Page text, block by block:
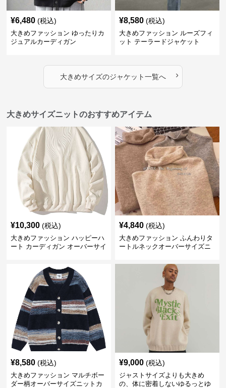
¥6,480 (税込)
大きめファッション ゆったりカ
ジュアルカーディガン
¥8,580 (税込)
大きめファッション ルーズフィ
ット テーラードジャケット
大きめサイズのジャケット一覧へ ›
大きめサイズニットのおすすめアイテム
¥10,300 (税込)
大きめファッション ハッピーハ
ート カーディガン オーバーサイ
¥4,840 (税込)
大きめファッション ふんわりタ
ートルネックオーバーサイズニ
¥8,580 (税込)
大きめファッション マルチボー
ダー柄オーバーサイズニットカ
¥9,000 (税込)
ジャストサイズよりも大きめ
の、体に密着しないゆるっとゆ